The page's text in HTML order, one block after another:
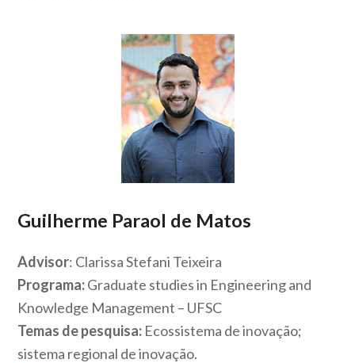
Guilherme Paraol de Matos
Advisor: Clarissa Stefani Teixeira
Programa:Graduate studies in Engineering and
Knowledge Management – UFSC
Temas de pesquisa: Ecossistema de inovação;
sistema regional de inovação.